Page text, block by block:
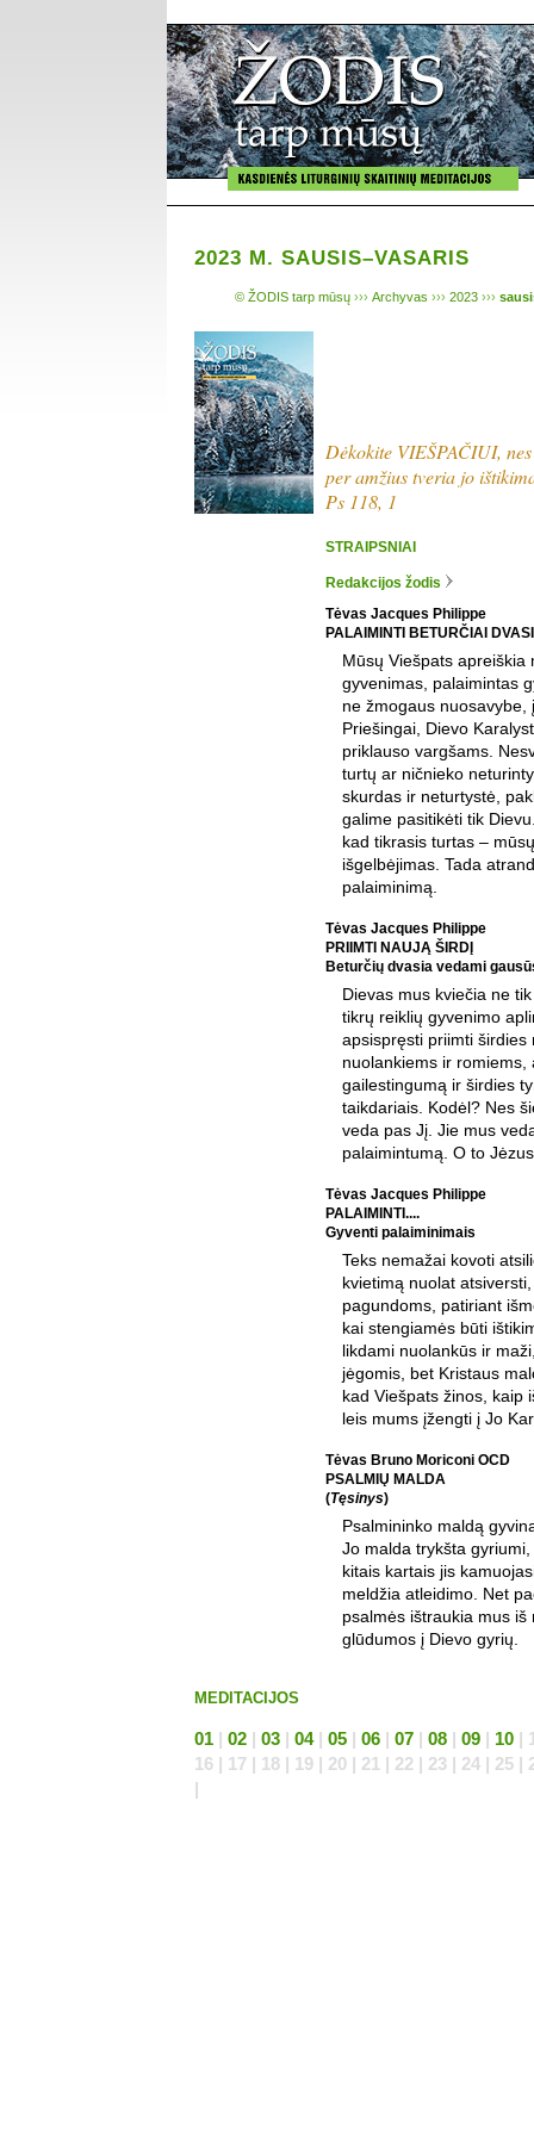
2023 M. SAUSIS–VASARIS
© ŽODIS tarp mūsų ››› Archyvas ››› 2023 ›››
Dėkokite VIEŠPAČIUI,
per amžius tveria jo
Ps 118, 1
STRAIPSNIAI
Redakcijos žodis
Tėvas Jacques Philippe
PALAIMINTI BETURČIAI
Mūsų Viešpats apreiškia
gyvenimas, palaimintas
ne žmogaus nuosavybe,
Priešingai, Dievo
priklauso vargšams.
turtų ar ničnieko
skurdas ir neturtystė,
galime pasitikėti tik
kad tikrasis turtas –
išgelbėjimas. Tada
palaiminimą.
Tėvas Jacques Philippe
PRIIMTI NAUJĄ ŠIRDĮ
Beturčių dvasia vedami
Dievas mus kviečia ne
tikrų reiklių gyvenimo
apsispręsti priimti širdies
nuolankiems ir romiems,
gailestingumą ir širdies
taikdariais. Kodėl? Nes
veda pas Jį. Jie mus
palaimintumą. O to
Tėvas Jacques Philippe
PALAIMINTI....
Gyventi palaiminimais
Teks nemažai kovoti
kvietimą nuolat
pagundoms, patiriant
kai stengiamės būti
likdami nuolankūs ir
jėgomis, bet Kristaus
kad Viešpats žinos, kaip
leis mums įžengti į Jo
Tėvas Bruno Moriconi OCD
PSALMIŲ MALDA
(Tęsinys)
Psalmininko maldą
Jo malda trykšta
kitais kartais jis
meldžia atleidimo. Net
psalmės ištraukia mus
glūdumos į Dievo gyrių.
MEDITACIJOS
01 | 02 | 03 | 04| 05 | 06 | 07 | 08 | 09 | 10 |
16 | 17 | 18 | 19 | 20 | 21 | 22 | 23 | 24 | 25 |
|